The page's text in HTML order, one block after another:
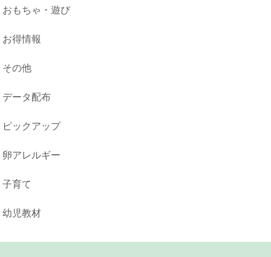
おもちゃ・遊び
お得情報
その他
データ配布
ピックアップ
卵アレルギー
子育て
幼児教材